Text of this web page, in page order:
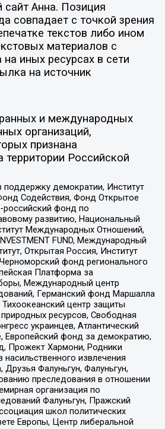
Анна. Позиция
совпадает с точкой зрения
текстов либо ином
материалов с
иных ресурсах в сети
на источник
и международных
организаций,
признана
территории Российской
демократии, Институт
Содействия, Фонд Открытое
фонд по
развитию, Национальный
Международных Отношений,
FUND, Международный
Открытая Россия, Институт
фонд регионального
Платформа за
Международный центр
Германский фонд Маршалла
центр защиты
ресурсов, Свободная
украинцев, Атлантический
Европейский фонд за демократию,
Прожект Хармони, Родники
извлечения
Фалуньгун, Фалуньгун,
преследования в отношении
организация по
Фалуньгун, Пражский
школ политических
Европы, Центр либеральной